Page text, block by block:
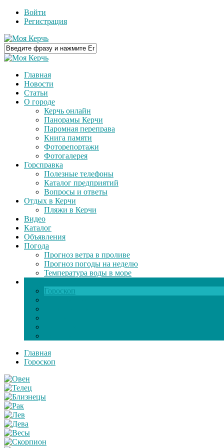
Войти
Регистрация
Главная
Новости
Статьи
О городе
Керчь онлайн
Панорамы Керчи
Паромная переправа
Книга памяти
Фоторепортажи
Фотогалерея
Горсправка
Полезные телефоны
Каталог предприятий
Вопросы и ответы
Отдых в Керчи
Пляжи в Керчи
Видео
Каталог
Объявления
Погода
Прогноз ветра в проливе
Прогноз погоды на неделю
Температура воды в море
Гороскоп
Главная
Гороскоп